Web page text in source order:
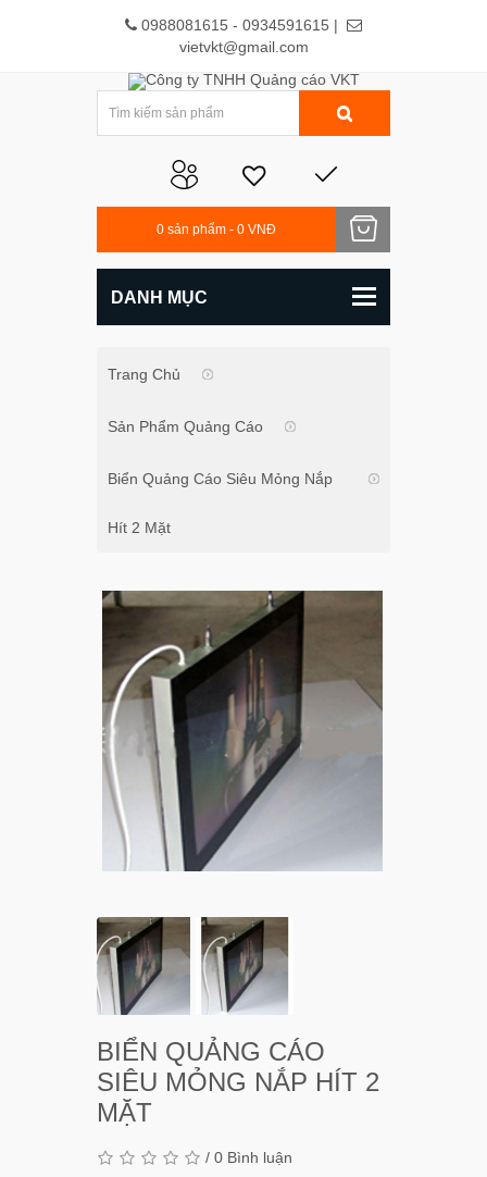
0988081615 - 0934591615 |
vietvkt@gmail.com
0 sản phẩm - 0 VNĐ
DANH MỤC
Trang Chủ
Sản Phẩm Quảng Cáo
Biển Quảng Cáo Siêu Mỏng Nắp
Hít 2 Mặt
BIỂN QUẢNG CÁO
SIÊU MỎNG NẮP HÍT 2
MẶT
/ 0 Bình luận